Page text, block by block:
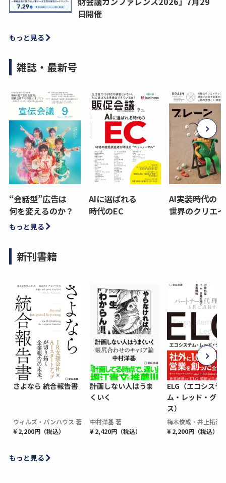
日開催
もっと見る
雑誌・最新号
“会話型”広告は
何を変えるのか？
AIに選ばれる
時代のEC
AI実装時代の
世界のクリエ
もっと見る
新刊書籍
さよなら 統合報告書
ウィルズ・パンハウス 著
¥ 2,200円（税込）
計画しない人はうま
くいく
中村洋基 著
¥ 2,420円（税込）
ELG（エコシステ
ム・レッド・グロ
ス）
梅木俊成・井上拓海
¥ 2,200円（税込）
もっと見る